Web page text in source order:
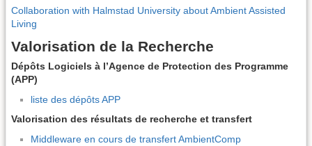
Collaboration with Halmstad University about Ambient Assisted
Living
Valorisation de la Recherche
Dépôts Logiciels à l’Agence de Protection des Programme
(APP)
liste des dépôts APP
Valorisation des résultats de recherche et transfert
Middleware en cours de transfert AmbientComp